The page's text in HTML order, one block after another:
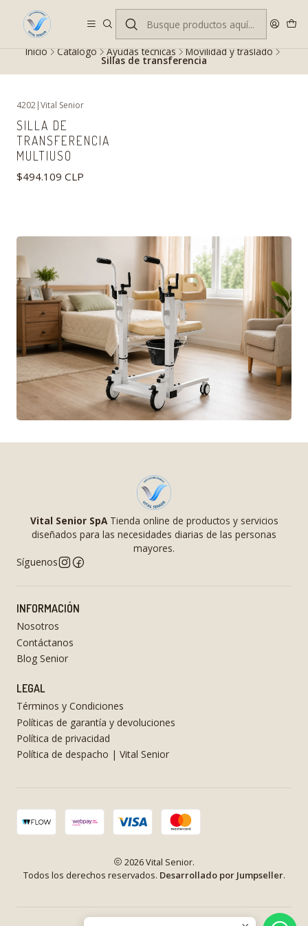
Despacho gratis en RM desde $100.000. Revisa las condiciones.
Inicio Catálogo Ayudas técnicas Movilidad y traslado
Sillas de transferencia
4202|Vital Senior
SILLA DE
TRANSFERENCIA
MULTIUSO
$494.109 CLP
Vital Senior SpATienda online de productos y servicios
diseñados para las necesidades diarias de las personas
mayores.
Síguenos
INFORMACIÓN
Nosotros
Contáctanos
Blog Senior
LEGAL
Términos y Condiciones
Políticas de garantía y devoluciones
Política de privacidad
Política de despacho | Vital Senior
2026 Vital Senior.
Todos los derechos reservados. Desarrollado por Jumpseller.